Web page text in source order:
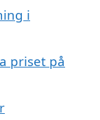
i
priset på